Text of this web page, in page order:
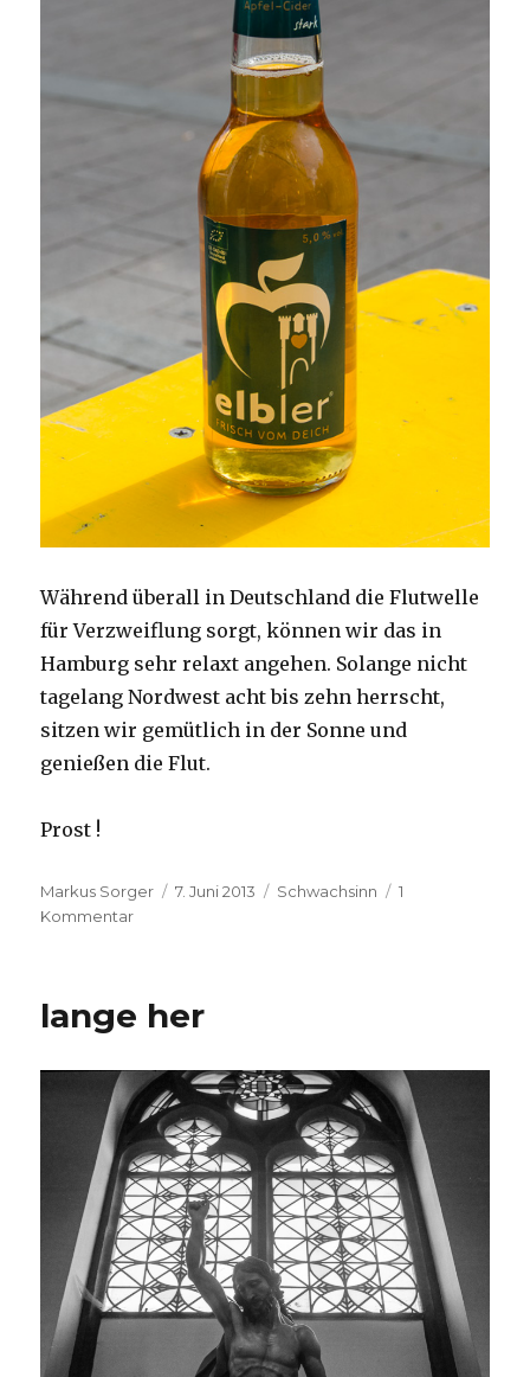
Während überall in Deutschland die Flutwelle
für Verzweiflung sorgt, können wir das in
Hamburg sehr relaxt angehen. Solange nicht
tagelang Nordwest acht bis zehn herrscht,
sitzen wir gemütlich in der Sonne und
genießen die Flut.
Prost !
Autor
Markus Sorger
Veröffentlicht
7. Juni 2013 Kategorien
Schwachsinn
1
Kommentarzu
lange her